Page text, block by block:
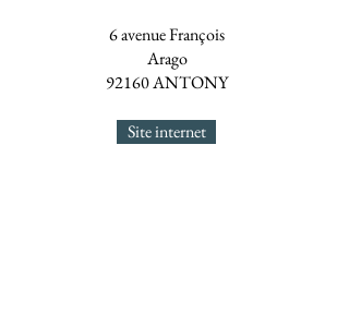
6 avenue François
Arago
92160 ANTONY
Site internet